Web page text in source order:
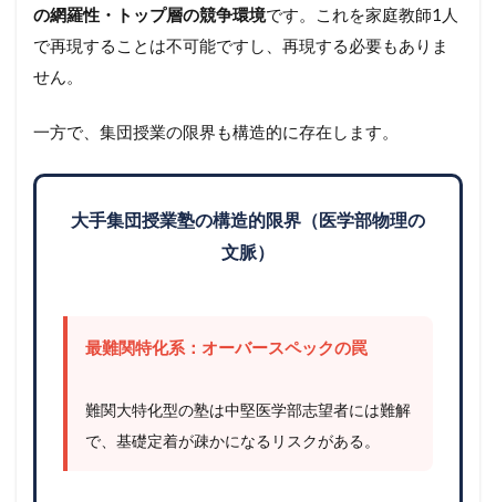
の網羅性・トップ層の競争環境です。これを家庭教師1人
で再現することは不可能ですし、再現する必要もありま
せん。
一方で、集団授業の限界も構造的に存在します。
大手集団授業塾の構造的限界（医学部物理の
文脈）
最難関特化系：オーバースペックの罠
難関大特化型の塾は中堅医学部志望者には難解
で、基礎定着が疎かになるリスクがある。